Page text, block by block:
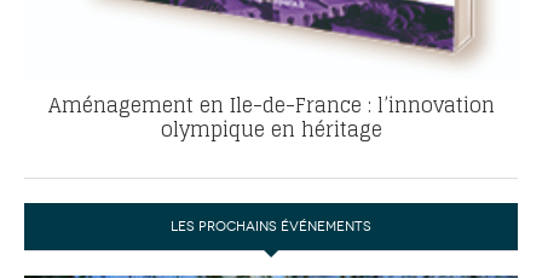
Aménagement en Ile-de-France : l’innovation
olympique en héritage
LES PROCHAINS ÉVÉNEMENTS